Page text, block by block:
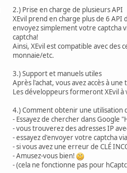
2.) Prise en charge de plusieurs API
XEvil prend en charge plus de 6
envoyez simplement votre captcha
captcha!
Ainsi, XEvil est compatible avec
monnaie/etc.
3.) Support et manuels utiles
Après l'achat, vous avez accès à une
Les développeurs formeront XEvil
4.) Comment obtenir une utilisation
- Essayez de chercher dans Google
- vous trouverez des adresses IP
- essayez d'envoyer votre captcha
- si vous avez une erreur de CLÉ
- Amusez-vous bien!
- (cela ne fonctionne pas pour